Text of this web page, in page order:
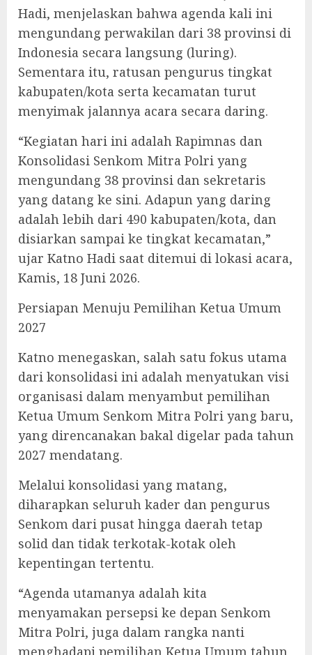
Hadi, menjelaskan bahwa agenda kali ini
mengundang perwakilan dari 38 provinsi di
Indonesia secara langsung (luring).
Sementara itu, ratusan pengurus tingkat
kabupaten/kota serta kecamatan turut
menyimak jalannya acara secara daring.
“Kegiatan hari ini adalah Rapimnas dan
Konsolidasi Senkom Mitra Polri yang
mengundang 38 provinsi dan sekretaris
yang datang ke sini. Adapun yang daring
adalah lebih dari 490 kabupaten/kota, dan
disiarkan sampai ke tingkat kecamatan,”
ujar Katno Hadi saat ditemui di lokasi acara,
Kamis, 18 Juni 2026.
Persiapan Menuju Pemilihan Ketua Umum
2027
Katno menegaskan, salah satu fokus utama
dari konsolidasi ini adalah menyatukan visi
organisasi dalam menyambut pemilihan
Ketua Umum Senkom Mitra Polri yang baru,
yang direncanakan bakal digelar pada tahun
2027 mendatang.
Melalui konsolidasi yang matang,
diharapkan seluruh kader dan pengurus
Senkom dari pusat hingga daerah tetap
solid dan tidak terkotak-kotak oleh
kepentingan tertentu.
“Agenda utamanya adalah kita
menyamakan persepsi ke depan Senkom
Mitra Polri, juga dalam rangka nanti
menghadapi pemilihan Ketua Umum tahun